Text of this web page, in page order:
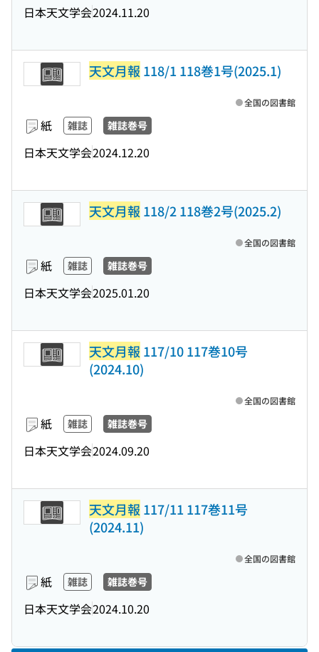
日本天文学会2024.11.20
天文月報 118/1 118巻1号(2025.1)
紙 雑誌 雑誌巻号
日本天文学会2024.12.20
全国の図書館
天文月報 118/2 118巻2号(2025.2)
紙 雑誌 雑誌巻号
日本天文学会2025.01.20
全国の図書館
天文月報 117/10 117巻10号
(2024.10)
紙 雑誌 雑誌巻号
日本天文学会2024.09.20
全国の図書館
天文月報 117/11 117巻11号
(2024.11)
紙 雑誌 雑誌巻号
日本天文学会2024.10.20
全国の図書館